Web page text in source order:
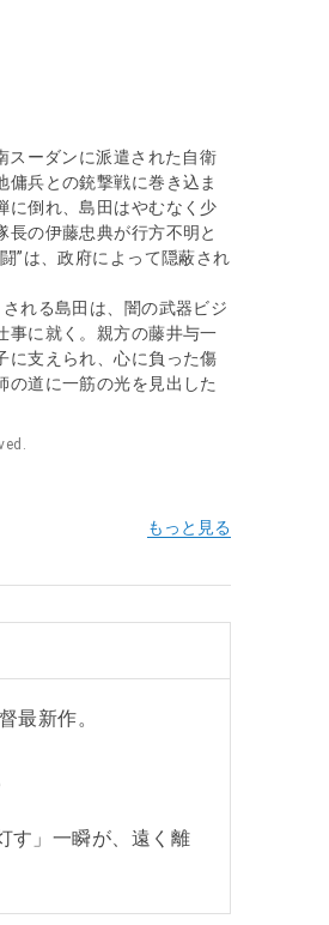
スーダンに派遣された⾃衛
傭兵との銃撃戦に巻き込ま
に倒れ、島⽥はやむなく少
⻑の伊藤忠典が⾏⽅不明と
”は、政府によって隠蔽され
れる島⽥は、闇の武器ビジ
事に就く。親⽅の藤井与⼀
に⽀えられ、⼼に負った傷
の道に一筋の光を⾒出した
最新作。
す」一瞬が、遠く離